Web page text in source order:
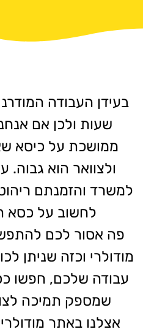
בעידן העבודה
שעות ולכן אם
ממושכת על כיסא
ולצוואר הוא גבוה.
למשרד והזמנתם
לחשוב על כסא
פה אסור לכם
מודולרי וכזה שניתן
עבודה שלכם, חפשו
שמספק תמיכה
אצלנו באתר